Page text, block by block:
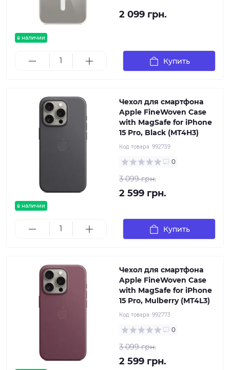
в наличии
2 099 грн.
Купить
в наличии
Чехол для смартфона
Apple FineWoven Case
with MagSafe for iPhone
15 Pro, Black (MT4H3)
Код товара: 992759
0
3 099 грн.
2 599 грн.
Купить
Чехол для смартфона
Apple FineWoven Case
with MagSafe for iPhone
15 Pro, Mulberry (MT4L3)
Код товара: 992773
0
3 099 грн.
2 599 грн.